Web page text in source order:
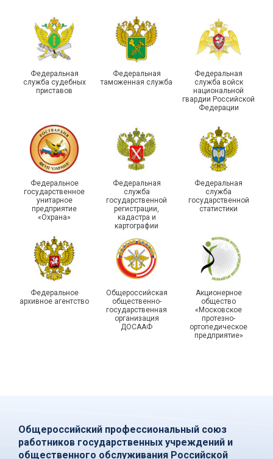
Федеральная
служба судебных
приставов
Федеральная
таможенная служба
Федеральная
служба войск
национальной
гвардии Российской
Федерации
Федеральное
государственное
унитарное
предприятие
«Охрана»
Федеральная
служба
государственной
регистрации,
кадастра и
картографии
Федеральная
служба
государственной
статистики
Федеральное
архивное агентство
Общероссийская
общественно-
государственная
организация
ДОСААФ
Акционерное
общество
«Московское
протезно-
ортопедическое
предприятие»
Общероссийский профессиональный союз
работников государственных учреждений и
общественного обслуживания Российской